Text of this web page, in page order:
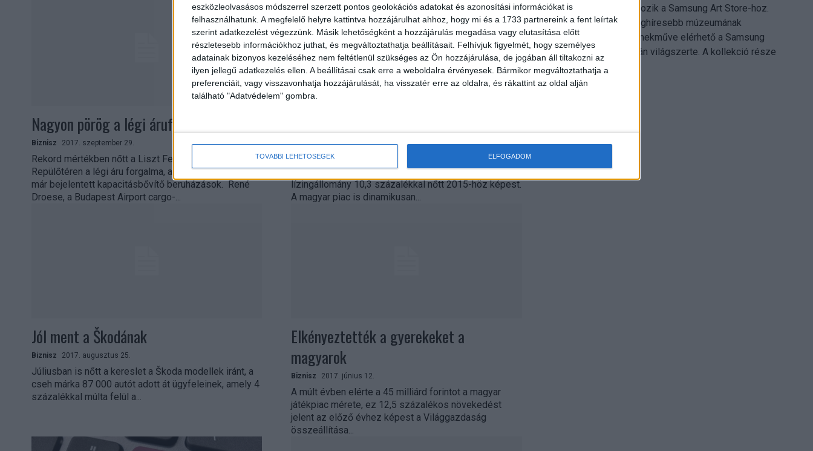
eszközleolvasásos módszerrel szerzett pontos geolokációs adatokat és azonosítási információkat is
felhasználhatunk. A megfelelő helyre kattintva hozzájárulhat ahhoz, hogy mi és a 1733 partnereink a fent leírtak
szerint adatkezelést végezzünk. Másik lehetőségként a hozzájárulás megadása vagy elutasítása előtt
részletesebb információkhoz juthat, és megváltoztathatja beállításait. Felhívjuk figyelmét, hogy személyes
adatainak bizonyos kezeléséhez nem feltétlenül szükséges az Ön hozzájárulása, de jogában áll tiltakozni az
ilyen jellegű adatkezelés ellen. A beállításai csak erre a weboldalra érvényesek. Bármikor megváltoztathatja a
preferenciáit, vagy visszavonhatja hozzájárulását, ha visszatér erre az oldalra, és rákattint az oldal alján
található "Adatvédelem" gombra.
TOVÁBBI LEHETŐSÉGEK ELFOGADOM
Nagyon pörög a légi áruforgalom
Biznisz 2017. szeptember 29.
Rekord mértékben nőtt a Liszt Ferenc Nemzetközi
Repülőtéren a légi áru forgalma, ahol folytatódnak a
már bejelentett kapacitásbővítő beruházások. René
Droese, a Budapest Airport cargo-...
Biznisz 2017. augusztus 31.
Tavaly 333 milliárd euró értékben kötöttek új
szerződéseket az európai lízingcégek, a kihelyezett
lízingállomány 10,3 százalékkal nőtt 2015-höz képest.
A magyar piac is dinamikusan...
Jól ment a Škodának
Biznisz 2017. augusztus 25.
Júliusban is nőtt a kereslet a Škoda modellek iránt, a
cseh márka 87 000 autót adott át ügyfeleinek, amely 4
százalékkal múlta felül a...
Elkényeztették a gyerekeket a
magyarok
Biznisz 2017. június 12.
A múlt évben elérte a 45 milliárd forintot a magyar
játékpiac mérete, ez 12,5 százalékos növekedést
jelent az előző évhez képest a Világgazdaság
összeállítása...
most először csatlakozik a Samsung Art Store-hoz.
Ezzel a világ egyik leghíresebb múzeumának
összesen már 51 remekműve elérhető a Samsung
Electronics platformján világszerte. A kollekció része
Leonardo...